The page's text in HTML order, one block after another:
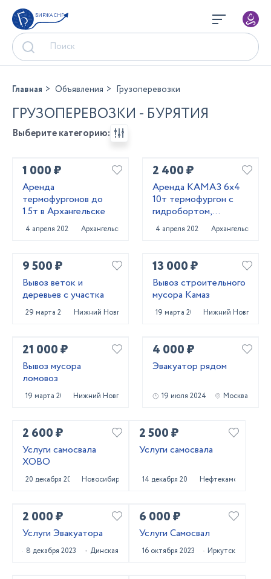
БИРЖА СНГ
Главная Объявления Грузоперевозки
ГРУЗОПЕРЕВОЗКИ - БУРЯТИЯ
Выберите категорию:
1 000 ₽
Аренда
термофургонов до
1.5т в Архангельске
4 апреля 2025 Архангельск
2 400 ₽
Аренда КАМАЗ 6х4
10т термофургон с
гидробортом,
Архангельск
4 апреля 2025 Архангельск
9 500 ₽
Вывоз веток и
деревьев с участка
29 марта 2025 Нижний Новгород
13 000 ₽
Вывоз строительного
мусора Камаз
19 марта 2025 Нижний Новгород
21 000 ₽
Вывоз мусора
ломовоз
19 марта 2025 Нижний Новгород
4 000 ₽
Эвакуатор рядом
19 июля 2024 Москва
2 600 ₽
Услуги самосвала
ХОВО
20 декабря 2023 Новосибирск
2 500 ₽
Услуги самосвала
14 декабря 2023 Нефтекамск
2 000 ₽
Услуги Эвакуатора
8 декабря 2023 Динская
6 000 ₽
Услуги Самосвал
16 октября 2023 Иркутск